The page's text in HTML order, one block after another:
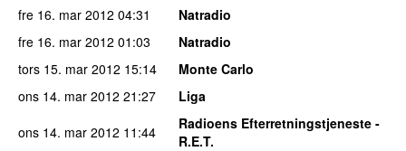
fre 16. mar 2012 04:31
Natradio
fre 16. mar 2012 01:03
Natradio
tors 15. mar 2012 15:14
Monte Carlo
ons 14. mar 2012 21:27
Liga
ons 14. mar 2012 11:44
Radioens Efterretningstjeneste -
R.E.T.